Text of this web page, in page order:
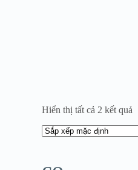
Hiển thị tất cả 2 kết quả